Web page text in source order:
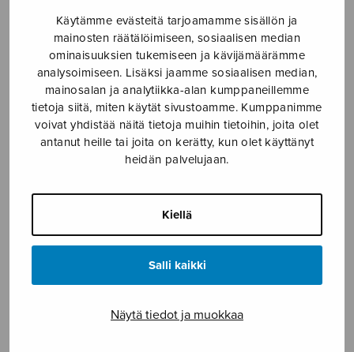
Käytämme evästeitä tarjoamamme sisällön ja
mainosten räätälöimiseen, sosiaalisen median
ominaisuuksien tukemiseen ja kävijämäärämme
analysoimiseen. Lisäksi jaamme sosiaalisen median,
mainosalan ja analytiikka-alan kumppaneillemme
tietoja siitä, miten käytät sivustoamme. Kumppanimme
voivat yhdistää näitä tietoja muihin tietoihin, joita olet
antanut heille tai joita on kerätty, kun olet käyttänyt
heidän palvelujaan.
Kiellä
Salli kaikki
Näytä tiedot ja muokkaa
Butterfly (sssaaa-versio) Enkelit
Heinillä härkien kaukalon Hoosianna